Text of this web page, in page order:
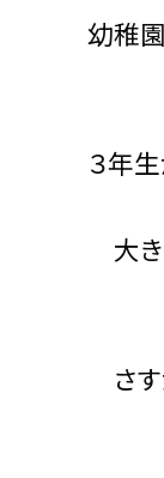
幼稚園
３年生
大きな
さす